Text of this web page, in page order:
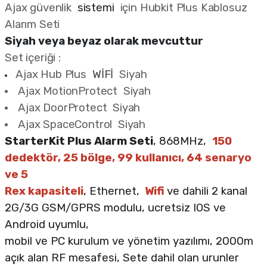
Ajax güvenlik sistemi için Hubkit Plus Kablosuz
Alarım Seti
Siyah veya beyaz olarak mevcuttur
Set içeriği :
Ajax Hub Plus WİFİ Siyah
Ajax MotionProtect Siyah
Ajax DoorProtect Siyah
Ajax SpaceControl Siyah
StarterKit Plus Alarm Seti, 868MHz, 150
dedektör, 25 bölge, 99 kullanıcı, 64 senaryo
ve 5
Rex kapasiteli, Ethernet, Wifi ve dahili 2 kanal
2G/3G GSM/GPRS modulu, ucretsiz IOS ve
Android uyumlu,
mobil ve PC kurulum ve yönetim yazılımı, 2000m
açık alan RF mesafesi, Sete dahil olan urunler